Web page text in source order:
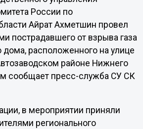
России по
Айрат Ахметшин провел
пострадавшего от взрыва газа
дома, расположенного на улице
районе Нижнего
сообщает пресс-служба СУ СК
в мероприятии приняли
регионального